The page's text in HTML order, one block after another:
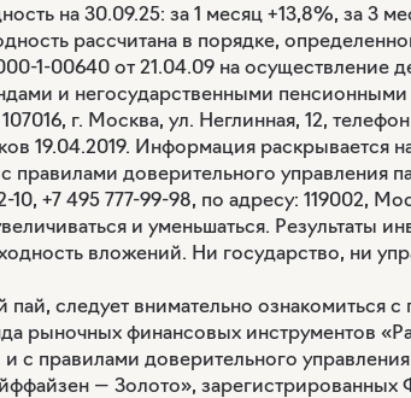
на 30.09.25: за 1 месяц +13,8%, за 3
рассчитана в порядке,
1-00640 от 21.04.09 на осуществление
и негосударственными
г. Москва, ул. Неглинная, 12,
19.04.2019. Информация раскрывается
правилами доверительного
+7 495 777-99-98, по адресу: 119002,
и уменьшаться. Результаты
вложений. Ни государство, ни
следует внимательно ознакомиться
рыночных финансовых инструментов
с правилами доверительного
— Золото», зарегистрированных